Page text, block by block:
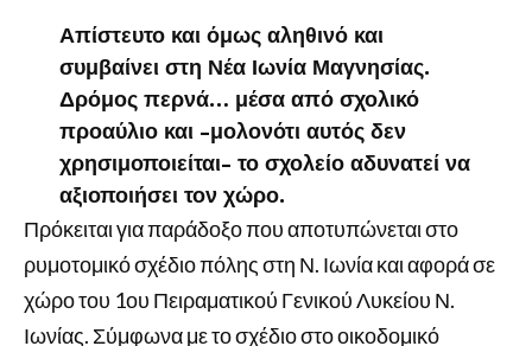
Απίστευτο και όμως αληθινό και
συμβαίνει στη Νέα Ιωνία Μαγνησίας.
Δρόμος περνά… μέσα από σχολικό
προαύλιο και -μολονότι αυτός δεν
χρησιμοποιείται- το σχολείο αδυνατεί να
αξιοποιήσει τον χώρο.
Πρόκειται για παράδοξο που αποτυπώνεται στο
ρυμοτομικό σχέδιο πόλης στη Ν. Ιωνία και αφορά σε
χώρο του 1ου Πειραματικού Γενικού Λυκείου Ν.
Ιωνίας. Σύμφωνα με το σχέδιο στο οικοδομικό